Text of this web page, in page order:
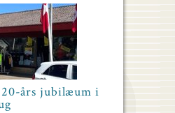
års jubilæum i